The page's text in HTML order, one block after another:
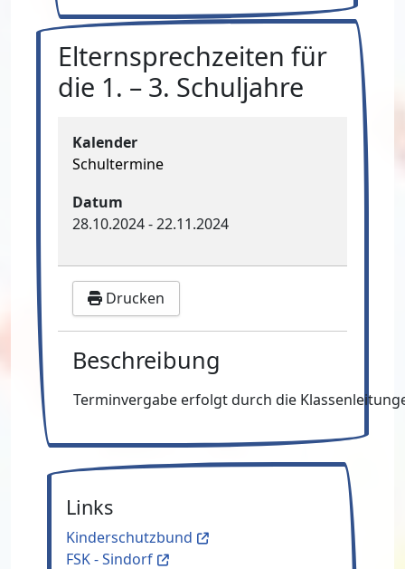
Elternsprechzeiten für
die 1. – 3. Schuljahre
Kalender
Schultermine
Datum
28.10.2024-22.11.2024
Drucken
Beschreibung
Terminvergabe erfolgt durch die
Links
Kinderschutzbund
FSK - Sindorf